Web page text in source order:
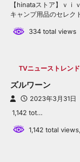
【hinataストア】ｖｉ
キャンプ用品のセレク
334 total views
TVニューストレンド
ズルワーン
2023年3月31日
1,142 tot…
1,142 total